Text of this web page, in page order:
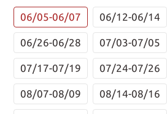
06/05-06/07 06/12-06/14
06/26-06/28 07/03-07/05
07/17-07/19 07/24-07/26
08/07-08/09 08/14-08/16